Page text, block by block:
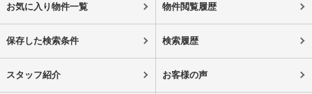
お気に入り物件一覧 物件閲覧履歴
保存した検索条件 検索履歴
スタッフ紹介 お客様の声